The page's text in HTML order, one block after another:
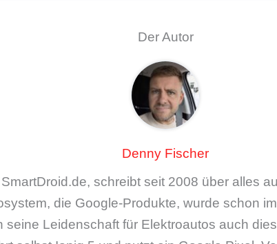
Der Autor
Denny Fischer
schreibt seit 2008 über alles
die Google-Produkte, wurde schon im
seine Leidenschaft für Elektroautos auch